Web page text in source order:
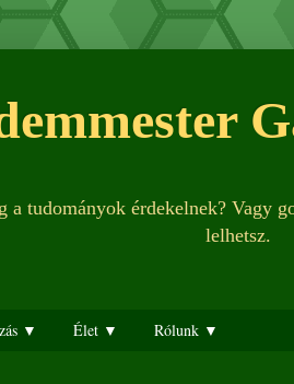
a tudományok érdekelnek? Vagy
lelhetsz.
▼ Élet ▼ Rólunk ▼